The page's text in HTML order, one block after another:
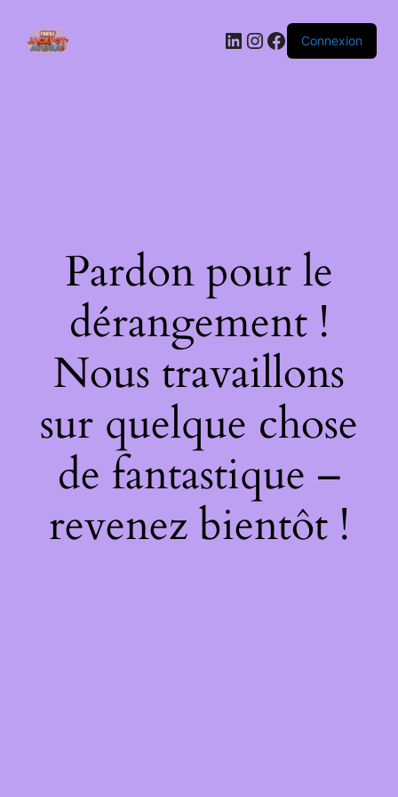
LinkedIn
Instagram
Facebook
Connexion
Pardon pour le
dérangement !
Nous travaillons
sur quelque chose
de fantastique –
revenez bientôt !